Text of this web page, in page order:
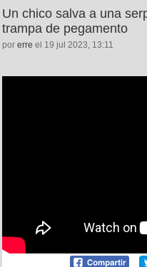
Un chico salva a una
trampa de pegamento
por erre el 19 jul 2023, 13:11